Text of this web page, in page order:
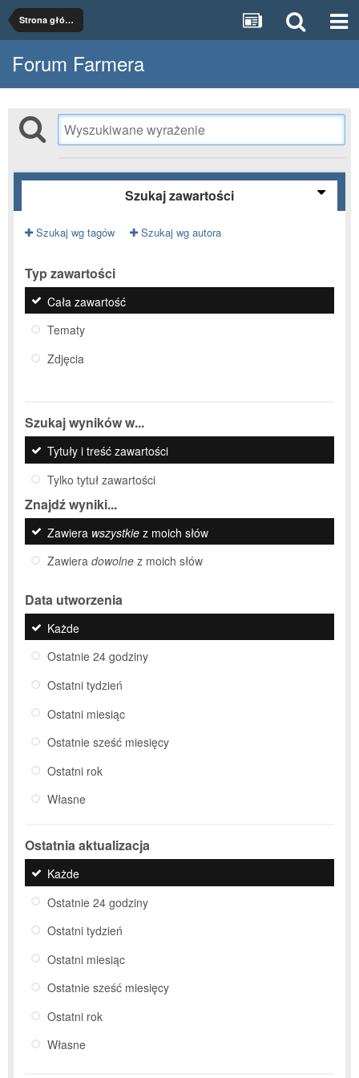
Strona główna
Forum Farmera
Szukaj zawartości
Szukaj wg tagów Szukaj wg autora
Typ zawartości
Cała zawartość
Tematy
Zdjęcia
Szukaj wyników w...
Tytuły i treść zawartości
Tylko tytuł zawartości
Znajdź wyniki...
Zawiera wszystkie z moich słów
Zawiera dowolne z moich słów
Data utworzenia
Każde
Ostatnie 24 godziny
Ostatni tydzień
Ostatni miesiąc
Ostatnie sześć miesięcy
Ostatni rok
Własne
Ostatnia aktualizacja
Każde
Ostatnie 24 godziny
Ostatni tydzień
Ostatni miesiąc
Ostatnie sześć miesięcy
Ostatni rok
Własne